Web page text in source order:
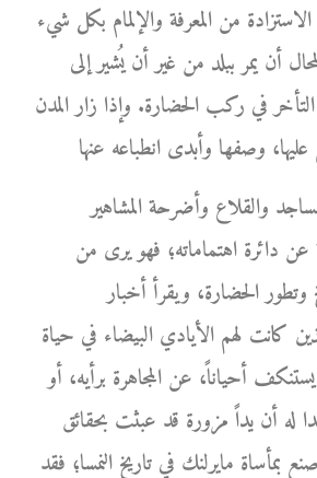
من المعرفة والإلمام بكل شيء
أن يمر ببلد من غير أن يُشير إلى
في ركب الحضارة. وإذا زار المدن
والقلاع وأضرحة المشاهير
عن دائرة اهتماماته؛ فهو يرى من
وتطور الحضارة، ويقرأ أخبار
كانت لهم الأيادي البيضاء في حياة
أحياناً، عن المجاهرة برأيه، أو
بدا له أن يداً مزورة قد عبثت بحقائق
بمأساة مايرلنك في تاريخ النمسا؛ فقد